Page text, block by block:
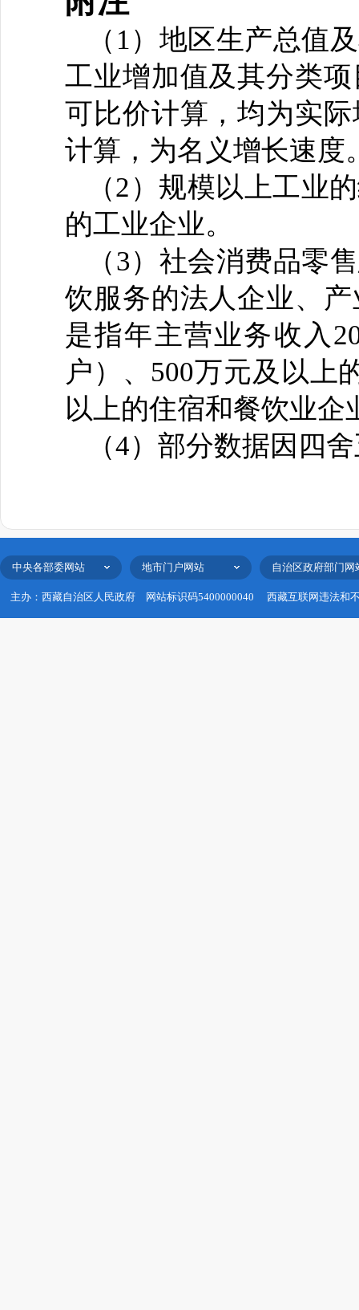
（ 1）地区生产总值
工业增加值及其分类
可比价计算，均为实
计算，为名义增长速度
（2）规模以上工业
的工业企业。
（3）社会消费品零
饮服务的法人企业、
是指年主营业务收入
户）、500万元及以上
以上的住宿和餐饮业
（4）部分数据因四
中央各部委网站 地市门户网站 自治区政府部门网
主办：西藏自治区人民政府 网站标识码5400000040 西藏互联网违法和